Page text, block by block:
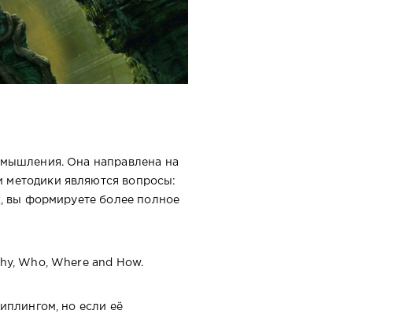
мышления. Она направлена на
методики являются вопросы:
вы формируете более полное
Who, Where and How.
но если её